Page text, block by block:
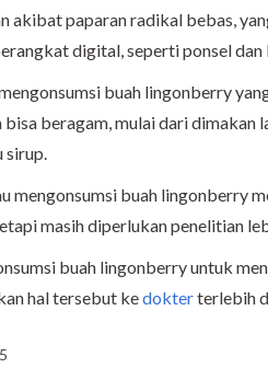
akibat paparan radikal bebas,
digital, seperti ponsel
buah lingonberry
beragam, mulai dari dimakan
sirup.
mengonsumsi buah lingonberry
masih diperlukan penelitian
buah lingonberry untuk
hal tersebut kedokterterlebih